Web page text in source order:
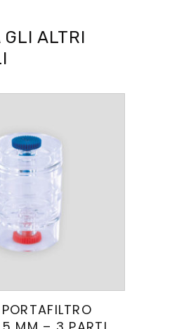
GLI ALTRI